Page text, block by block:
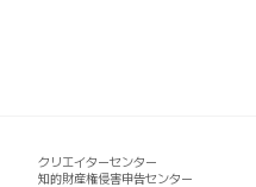
クリエイターセンター
知的財産権侵害申告センター